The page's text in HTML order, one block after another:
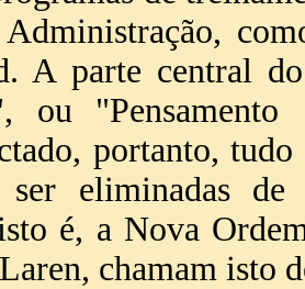
A parte central
ou
portanto,
ser eliminadas
é, a Nova
chamam isto